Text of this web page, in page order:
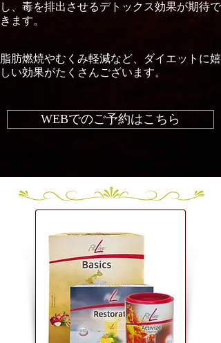
し、毒を排出させるデトックス効果が期待で
きます。
脂肪燃焼やむくみ軽減など、ダイエットに嬉
しい効果がたくさんございます。
WEBでのご予約はこちら